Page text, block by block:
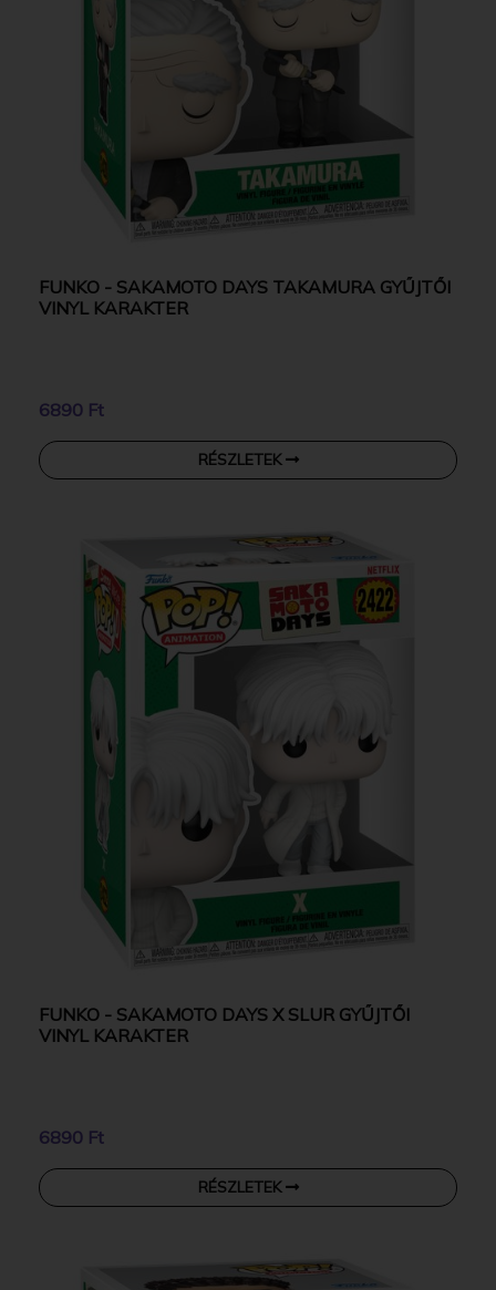
FUNKO - SAKAMOTO DAYS TAKAMURA GYŰJTŐI
VINYL KARAKTER
6890 Ft
RÉSZLETEK
FUNKO - SAKAMOTO DAYS X SLUR GYŰJTŐI
VINYL KARAKTER
6890 Ft
RÉSZLETEK